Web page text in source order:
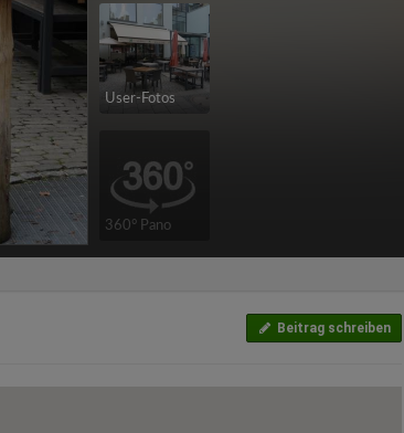
User-Fotos
360° Pano
Beitrag schreiben